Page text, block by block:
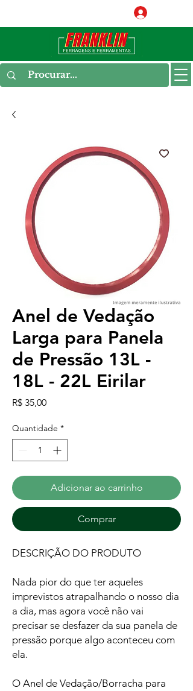
Anel de Vedação
Larga para Panela
de Pressão 13L -
18L - 22L Eirilar
R$ 35,00Preço
Quantidade *
Adicionar ao carrinho
Comprar
DESCRIÇÃO DO PRODUTO
Nada pior do que ter aqueles
imprevistos atrapalhando o nosso dia
a dia, mas agora você não vai
precisar se desfazer da sua panela de
pressão porque algo aconteceu com
ela.
O Anel de Vedação/Borracha para